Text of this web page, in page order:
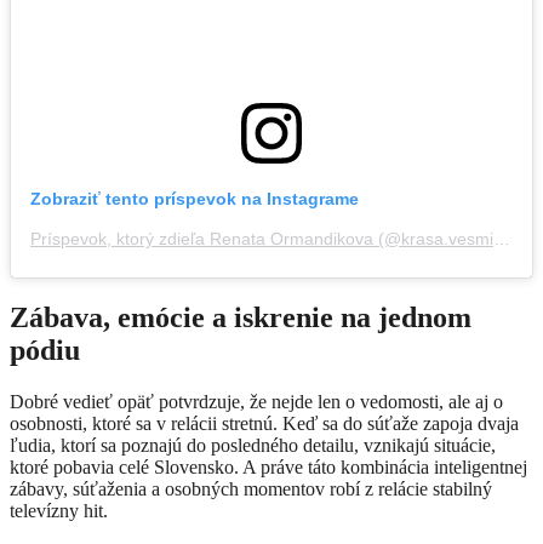
Zobraziť tento príspevok na Instagrame
Zábava, emócie a iskrenie na jednom
pódiu
Dobré vedieť opäť potvrdzuje, že nejde len o vedomosti, ale aj o
osobnosti, ktoré sa v relácii stretnú. Keď sa do súťaže zapoja dvaja
ľudia, ktorí sa poznajú do posledného detailu, vznikajú situácie,
ktoré pobavia celé Slovensko. A práve táto kombinácia inteligentnej
zábavy, súťaženia a osobných momentov robí z relácie stabilný
televízny hit.